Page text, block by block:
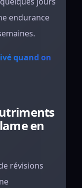
endurance
quand on
en
révisions